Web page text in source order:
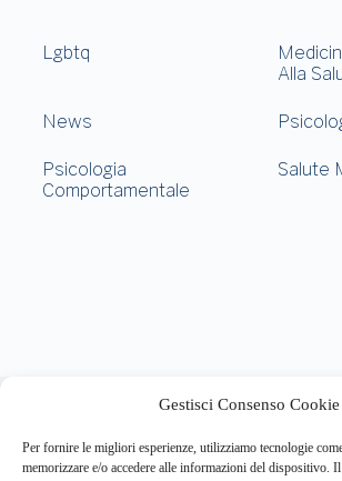
Gestisci Consenso Cookie
Per fornire le migliori esperienze, utilizziamo tecnologie
memorizzare e/o accedere alle informazioni del dispositivo. Il
Lgbtq
Alla
News
Psicologia
Comportamentale
Salute
psicologia e salute mentale.